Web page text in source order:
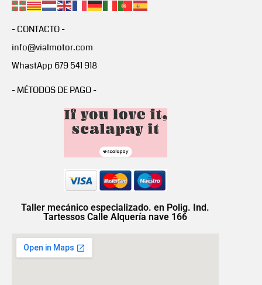
- CONTACTO -
info@vialmotor.com
WhastApp 679 541 918
- MÉTODOS DE PAGO -
Taller mecánico especializado. en Polig. Ind.
Tartessos Calle Alquería nave 166